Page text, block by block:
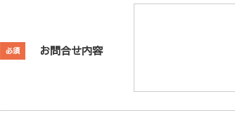
必須 お問合せ内容